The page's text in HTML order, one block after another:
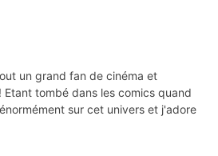
un grand fan de cinéma et
tombé dans les comics quand
sur cet univers et j'adore